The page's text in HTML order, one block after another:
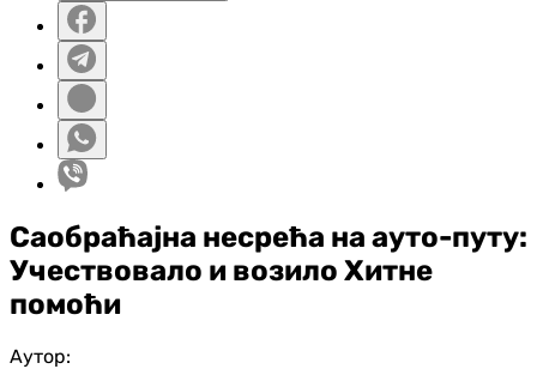
Саобраћајна несрећа на ауто-путу:
Учествовало и возило Хитне
помоћи
Аутор: